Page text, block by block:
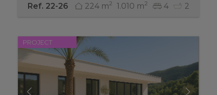
Ref. 22-26 224 m2 1.010 m2 4 2
PROJECT